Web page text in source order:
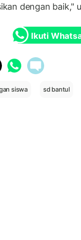
dengan baik,"
Ikuti
siswa sd bantul